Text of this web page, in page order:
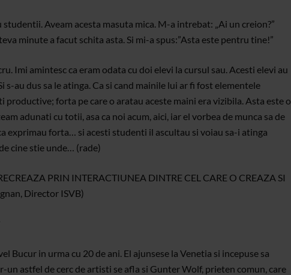
studentii. Aveam acesta masuta mica. M-a intrebat: „Ai un creion?”
minute a facut schita asta. Si mi-a spus:”Asta este pentru tine!”
Imi amintesc ca eram odata cu doi elevi la cursul sau. Acesti elevi au
au dus sa le atinga. Ca si cand mainile lui ar fi fost elementele
productive; forta pe care o aratau aceste maini era vizibila. Asta este o
adunati cu totii, asa ca noi acum, aici, iar el vorbea de munca sa de
exprimau forta… si acesti studenti il ascultau si voiau sa-i atinga
cine stie unde… (rade)
PRIN INTERACTIUNEA DINTRE CEL CARE O CREAZA SI
Director ISVB)
Bucur in urma cu 20 de ani. El ajunsese la Venetia si incepuse sa
astfel de cerc de artisti se afla si Gunter Wolf, prieten comun, care